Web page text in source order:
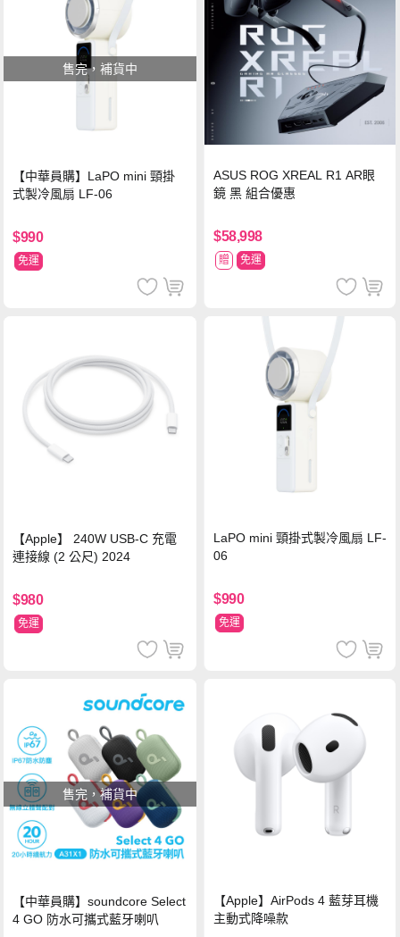
售完，補貨中
【中華員購】LaPO mini 頸掛
式製冷風扇 LF-06
$990
免運
ASUS ROG XREAL R1 AR眼
鏡 黑 組合優惠
$58,998
贈 免運
【Apple】 240W USB-C 充電
連接線 (2 公尺) 2024
$980
免運
LaPO mini 頸掛式製冷風扇 LF-
06
$990
免運
售完，補貨中
【中華員購】soundcore Select
4 GO 防水可攜式藍牙喇叭
【Apple】AirPods 4 藍芽耳機
主動式降噪款